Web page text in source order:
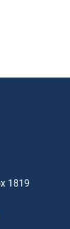
1819